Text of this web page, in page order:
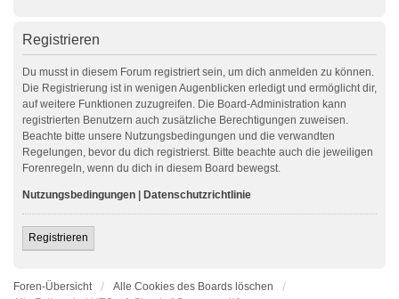
Registrieren
Du musst in diesem Forum registriert sein, um dich anmelden zu können.
Die Registrierung ist in wenigen Augenblicken erledigt und ermöglicht dir,
auf weitere Funktionen zuzugreifen. Die Board-Administration kann
registrierten Benutzern auch zusätzliche Berechtigungen zuweisen.
Beachte bitte unsere Nutzungsbedingungen und die verwandten
Regelungen, bevor du dich registrierst. Bitte beachte auch die jeweiligen
Forenregeln, wenn du dich in diesem Board bewegst.
Nutzungsbedingungen Datenschutzrichtlinie
Registrieren
Foren-Übersicht
Alle Cookies des Boards löschen